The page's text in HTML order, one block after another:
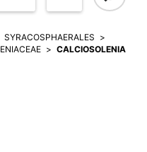
SYRACOSPHAERALES
CALCIOSOLENIA